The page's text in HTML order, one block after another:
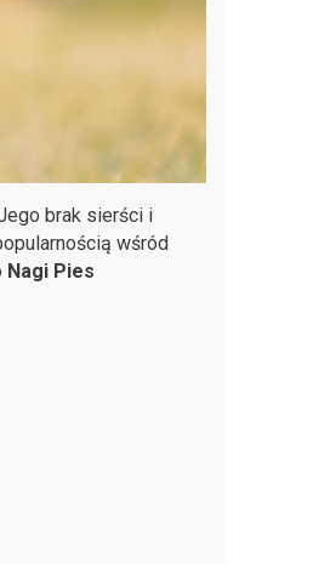
brak sierści i
wśród
Nagi Pies